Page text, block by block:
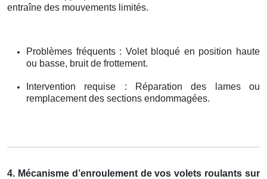
entraîne des mouvements limités.
Problèmes fréquents : Volet bloqué en position haute
ou basse, bruit de frottement.
Intervention requise : Réparation des lames ou
remplacement des sections endommagées.
4. Mécanisme d’enroulement de vos volets roulants sur